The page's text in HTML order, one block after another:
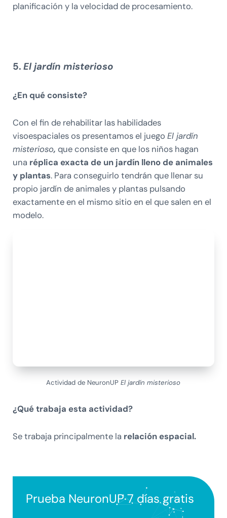
planificación y la velocidad de procesamiento.
5. El jardín misterioso
¿En qué consiste?
Con el fin de rehabilitar las habilidades
visoespaciales os presentamos el juego El jardín
misterioso, que consiste en que los niños hagan
una réplica exacta de un jardín lleno de animales
y plantas. Para conseguirlo tendrán que llenar su
propio jardín de animales y plantas pulsando
exactamente en el mismo sitio en el que salen en el
modelo.
Actividad de NeuronUP El jardín misterioso
¿Qué trabaja esta actividad?
Se trabaja principalmente la relación espacial.
Prueba NeuronUP 7 días gratis